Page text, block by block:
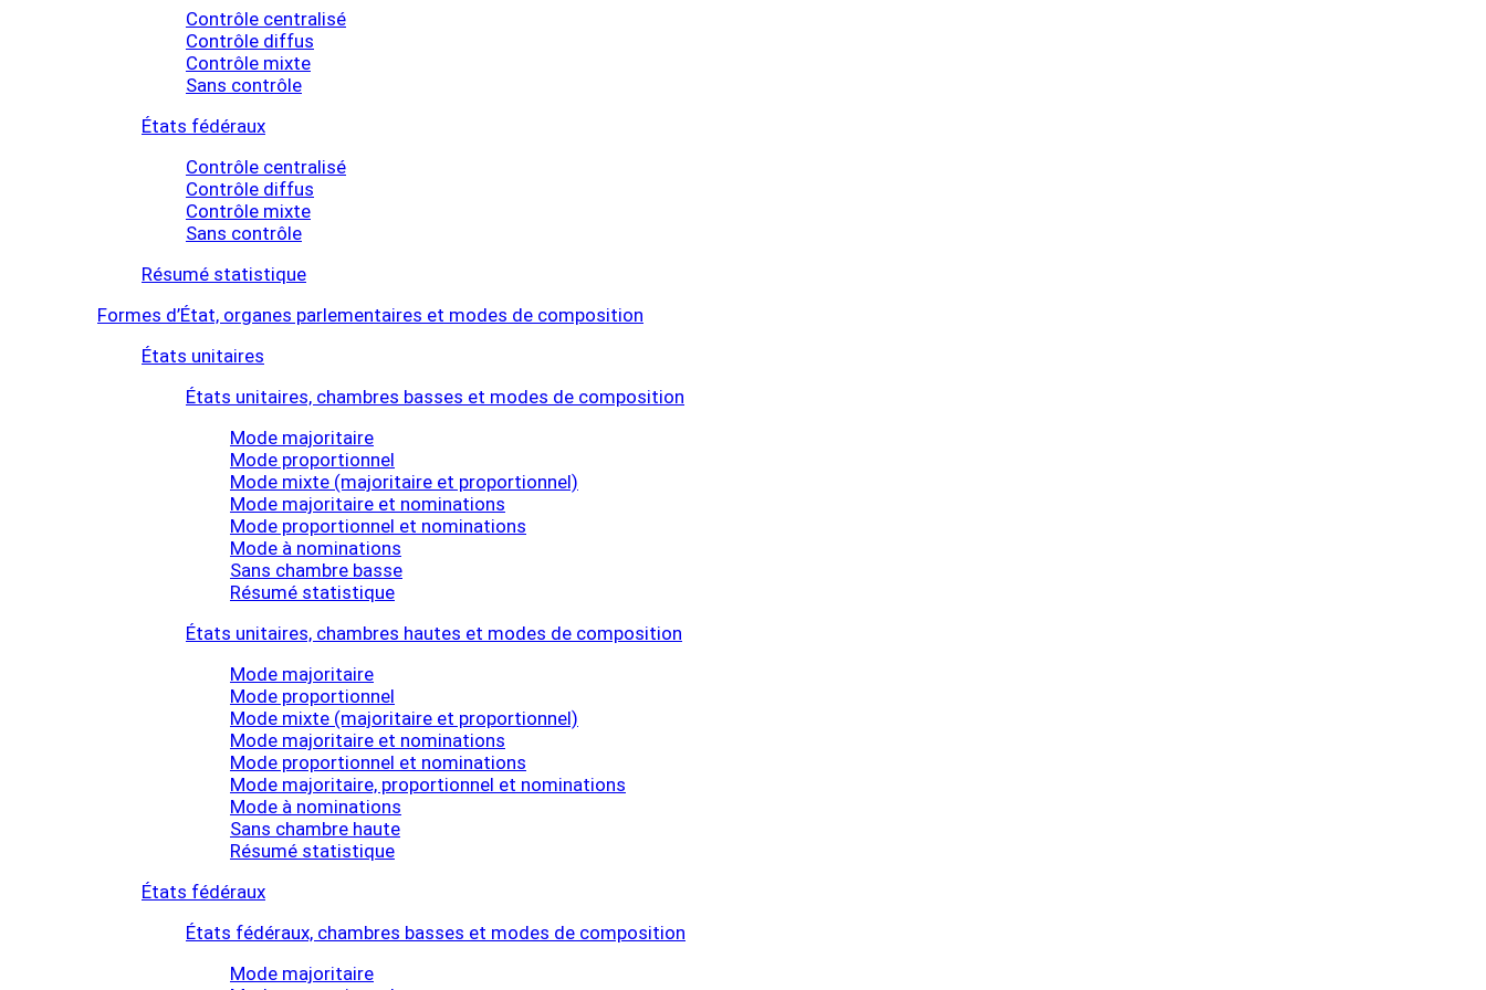
Contrôle centralisé
Contrôle diffus
Contrôle mixte
Sans contrôle
États fédéraux
Contrôle centralisé
Contrôle diffus
Contrôle mixte
Sans contrôle
Résumé statistique
Formes d’État, organes parlementaires et modes de composition
États unitaires
États unitaires, chambres basses et modes de composition
Mode majoritaire
Mode proportionnel
Mode mixte (majoritaire et proportionnel)
Mode majoritaire et nominations
Mode proportionnel et nominations
Mode à nominations
Sans chambre basse
Résumé statistique
États unitaires, chambres hautes et modes de composition
Mode majoritaire
Mode proportionnel
Mode mixte (majoritaire et proportionnel)
Mode majoritaire et nominations
Mode proportionnel et nominations
Mode majoritaire, proportionnel et nominations
Mode à nominations
Sans chambre haute
Résumé statistique
États fédéraux
États fédéraux, chambres basses et modes de composition
Mode majoritaire